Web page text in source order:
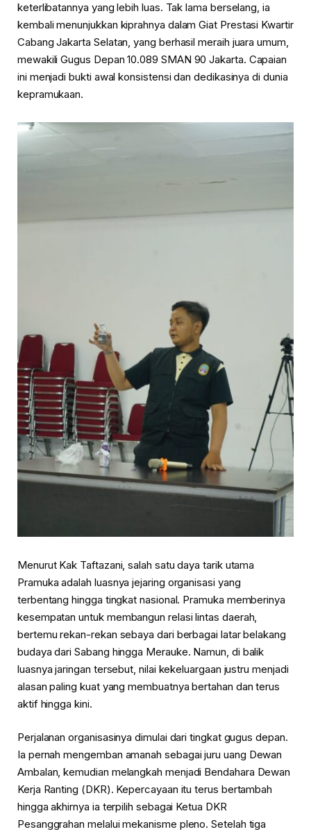
keterlibatannya yang lebih luas. Tak lama berselang, ia
kembali menunjukkan kiprahnya dalam Giat Prestasi Kwartir
Cabang Jakarta Selatan, yang berhasil meraih juara umum,
mewakili Gugus Depan 10.089 SMAN 90 Jakarta. Capaian
ini menjadi bukti awal konsistensi dan dedikasinya di dunia
kepramukaan.
Menurut Kak Taftazani, salah satu daya tarik utama
Pramuka adalah luasnya jejaring organisasi yang
terbentang hingga tingkat nasional. Pramuka memberinya
kesempatan untuk membangun relasi lintas daerah,
bertemu rekan-rekan sebaya dari berbagai latar belakang
budaya dari Sabang hingga Merauke. Namun, di balik
luasnya jaringan tersebut, nilai kekeluargaan justru menjadi
alasan paling kuat yang membuatnya bertahan dan terus
aktif hingga kini.
Perjalanan organisasinya dimulai dari tingkat gugus depan.
Ia pernah mengemban amanah sebagai juru uang Dewan
Ambalan, kemudian melangkah menjadi Bendahara Dewan
Kerja Ranting (DKR). Kepercayaan itu terus bertambah
hingga akhirnya ia terpilih sebagai Ketua DKR
Pesanggrahan melalui mekanisme pleno. Setelah tiga